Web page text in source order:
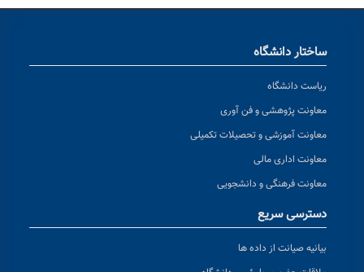
ساختار دانشگاه
ریاست دانشگاه
معاونت پژوهشی و فن آوری
معاونت آموزشی و تحصیلات تکمیلی
معاونت اداری مالی
معاونت فرهنگی و دانشجویی
دسترسی سریع
بیانیه صیانت از داده ها